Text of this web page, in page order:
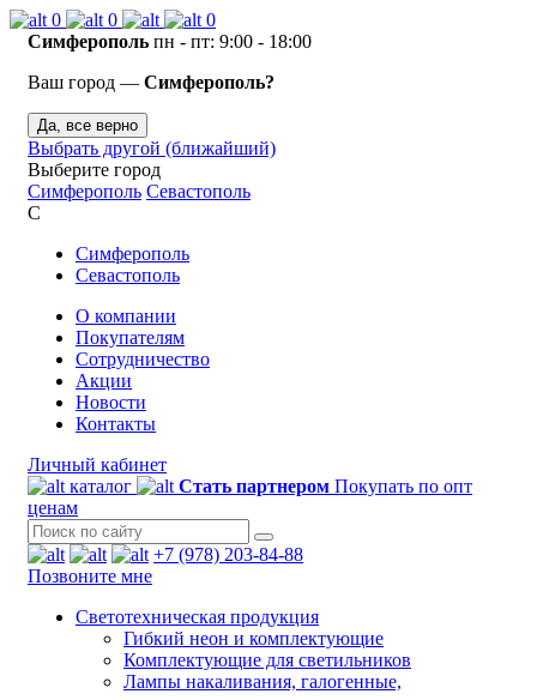
0 0
0
Симферополь пн - пт: 9:00 - 18:00
Ваш город — Симферополь?
Да, все верно
Выбрать другой (ближайший)
Выберите город
Симферополь Севастополь
С
Симферополь
Севастополь
О компании
Покупателям
Сотрудничество
Акции
Новости
Контакты
Личный кабинет
каталог
Стать партнером Покупать по опт
ценам
+7 (978) 203-84-88
Позвоните мне
Светотехническая продукция
Гибкий неон и комплектующие
Комплектующие для светильников
Лампы накаливания, галогенные,